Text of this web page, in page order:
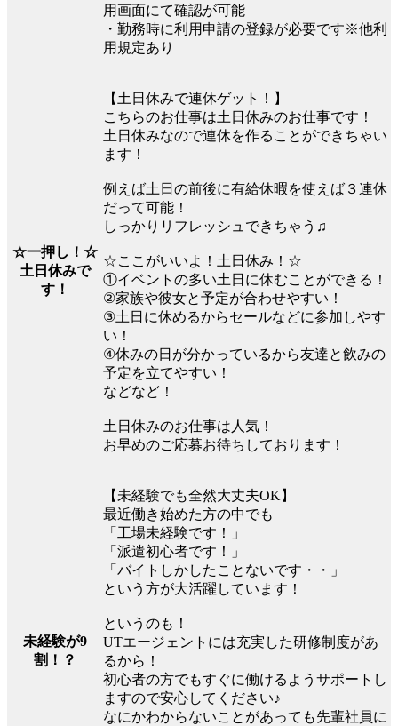
用画面にて確認が可能
・勤務時に利用申請の登録が必要です※他利
用規定あり
☆一押し！☆
土日休みで
す！
【土日休みで連休ゲット！】
こちらのお仕事は土日休みのお仕事です！
土日休みなので連休を作ることができちゃい
ます！
例えば土日の前後に有給休暇を使えば３連休
だって可能！
しっかりリフレッシュできちゃう♫
☆ここがいいよ！土日休み！☆
①イベントの多い土日に休むことができる！
②家族や彼女と予定が合わせやすい！
③土日に休めるからセールなどに参加しやす
い！
④休みの日が分かっているから友達と飲みの
予定を立てやすい！
などなど！
土日休みのお仕事は人気！
お早めのご応募お待ちしております！
未経験が9
割！？
【未経験でも全然大丈夫OK】
最近働き始めた方の中でも
「工場未経験です！」
「派遣初心者です！」
「バイトしかしたことないです・・」
という方が大活躍しています！
というのも！
UTエージェントには充実した研修制度があ
るから！
初心者の方でもすぐに働けるようサポートし
ますので安心してください♪
なにかわからないことがあっても先輩社員に